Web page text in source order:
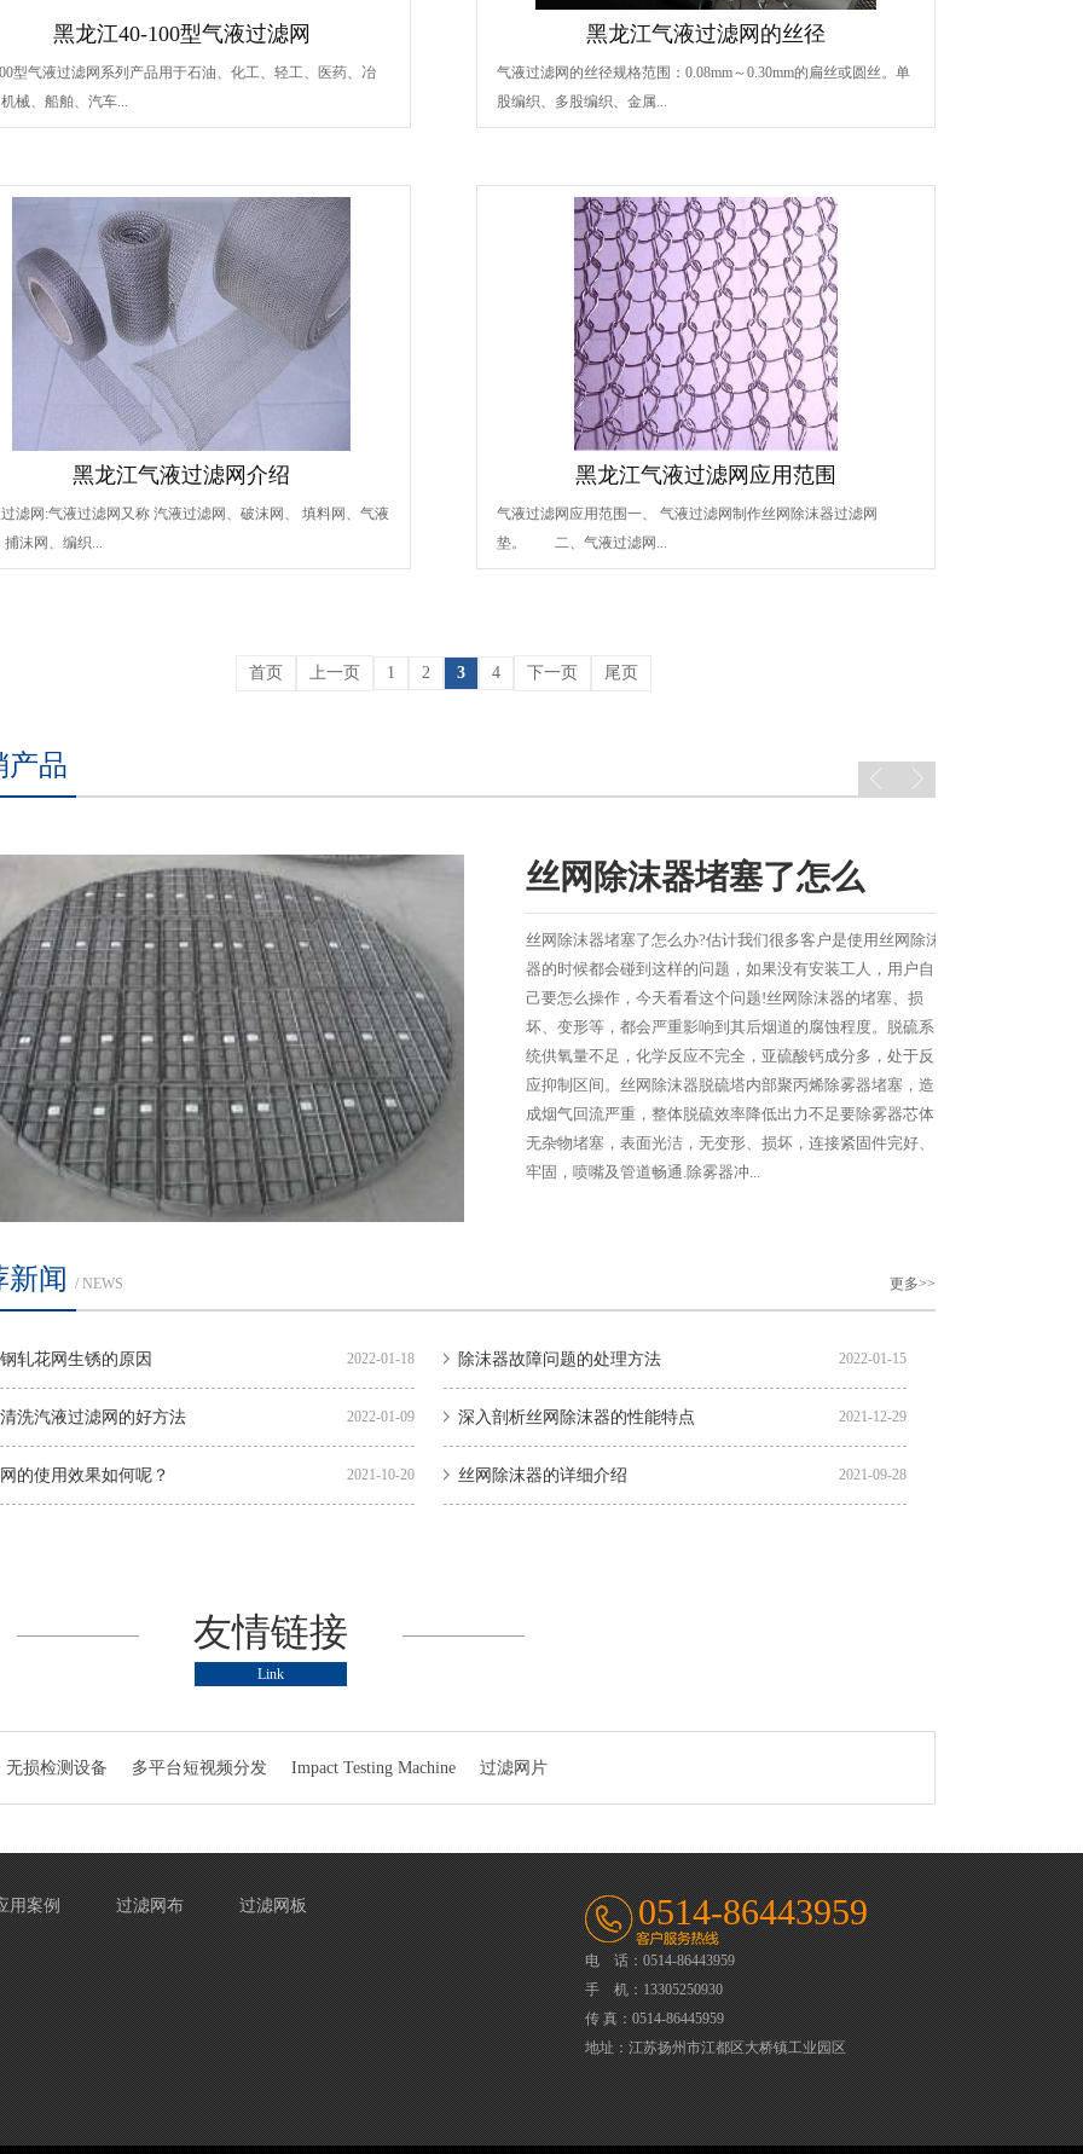
黑龙江40-100型气液过滤网
型气液过滤网系列产品用于石油、化工、轻工、医药、冶
械、船舶、汽车...
黑龙江气液过滤网的丝径
气液过滤网的丝径规格范围：0.08mm～0.30mm的扁丝或圆丝。单
股编织、多股编织、金属...
黑龙江气液过滤网介绍
滤网:气液过滤网又称 汽液过滤网、破沫网、 填料网、气液
沫网、编织...
黑龙江气液过滤网应用范围
气液过滤网应用范围一、 气液过滤网制作丝网除沫器过滤网
垫。 二、气液过滤网...
首页 上一页 1 2 3 4 下一页 尾页
产品
丝网除沫器堵塞了怎么
丝网除沫器堵塞了怎么办?估计我们很多客户是使用丝网除沫
器的时候都会碰到这样的问题，如果没有安装工人，用户自
己要怎么操作，今天看看这个问题!丝网除沫器的堵塞、损
坏、变形等，都会严重影响到其后烟道的腐蚀程度。脱硫系
统供氧量不足，化学反应不完全，亚硫酸钙成分多，处于反
应抑制区间。丝网除沫器脱硫塔内部聚丙烯除雾器堵塞，造
成烟气回流严重，整体脱硫效率降低出力不足要除雾器芯体
无杂物堵塞，表面光洁，无变形、损坏，连接紧固件完好、
牢固，喷嘴及管道畅通.除雾器冲...
新闻 / NEWS 更多>>
2022-01-18
轧花网生锈的原因 2022-01-15
除沫器故障问题的处理方法
2022-01-09
洗汽液过滤网的好方法 2021-12-29
深入剖析丝网除沫器的性能特点
2021-10-20
的使用效果如何呢？ 2021-09-28
丝网除沫器的详细介绍
友情链接
Link
无损检测设备 多平台短视频分发 Impact Testing Machine 过滤网片
用案例 过滤网布 过滤网板 0514-86443959
电 话：0514-86443959
手 机：13305250930
传 真：0514-86445959
地址：江苏扬州市江都区大桥镇工业园区